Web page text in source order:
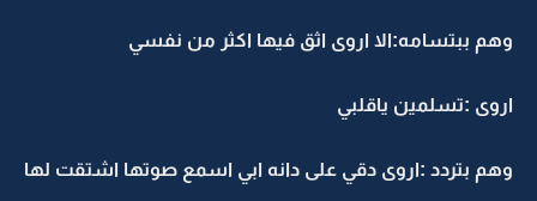
وهم ببتسامه:الا اروى اثق فيها اكثر من نفسي
اروى :تسلمين ياقلبي
وهم بتردد :اروى دقي على دانه ابي اسمع صوتها اشتقت لها